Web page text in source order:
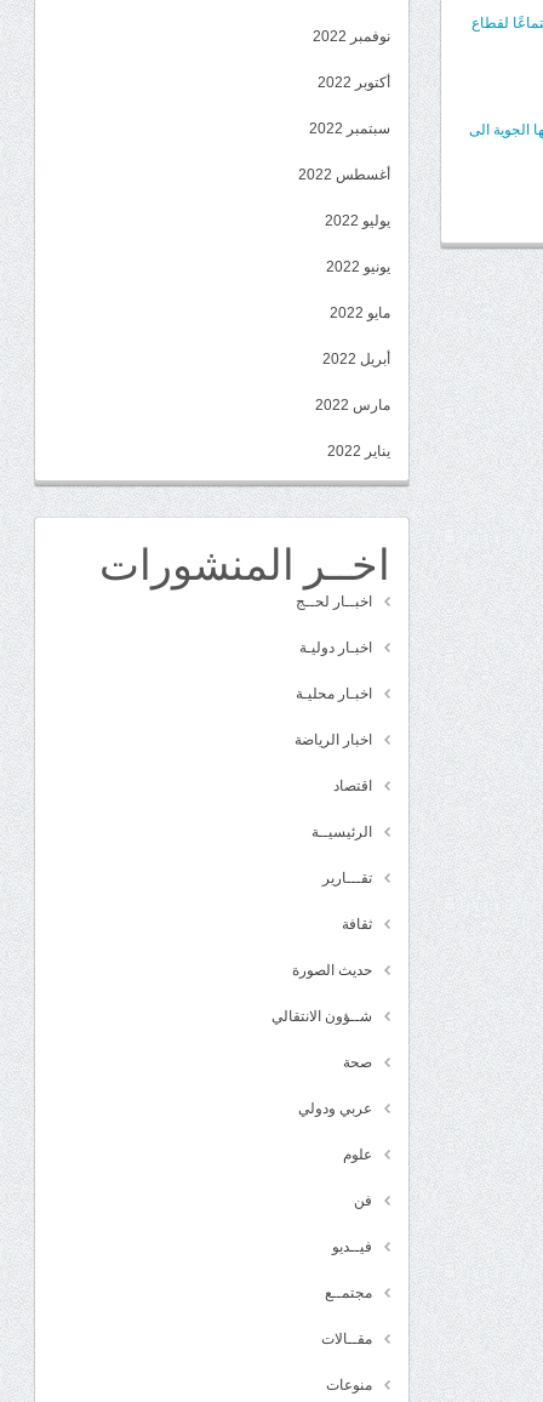
لقطاع
الجوية الى
نوفمبر 2022
أكتوبر 2022
سبتمبر 2022
أغسطس 2022
يوليو 2022
يونيو 2022
مايو 2022
أبريل 2022
مارس 2022
يناير 2022
اخــر المنشورات
اخبــار لحــج
اخبـار دوليـة
اخبـار محليـة
اخبار الرياضة
اقتصاد
الرئيسيــة
تقـــارير
ثقافة
حديث الصورة
شــؤون الانتقالي
صحة
عربي ودولي
علوم
فن
فيــديو
مجتمــع
مقــالات
منوعات